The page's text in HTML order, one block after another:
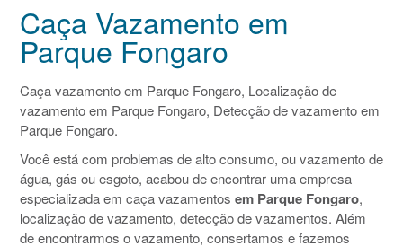
Caça Vazamento em
Parque Fongaro
Caça vazamento em Parque Fongaro, Localização de
vazamento em Parque Fongaro, Detecção de vazamento em
Parque Fongaro.
Você está com problemas de alto consumo, ou vazamento de
água, gás ou esgoto, acabou de encontrar uma empresa
especializada em caça vazamentos em Parque Fongaro,
localização de vazamento, detecção de vazamentos. Além
de encontrarmos o vazamento, consertamos e fazemos